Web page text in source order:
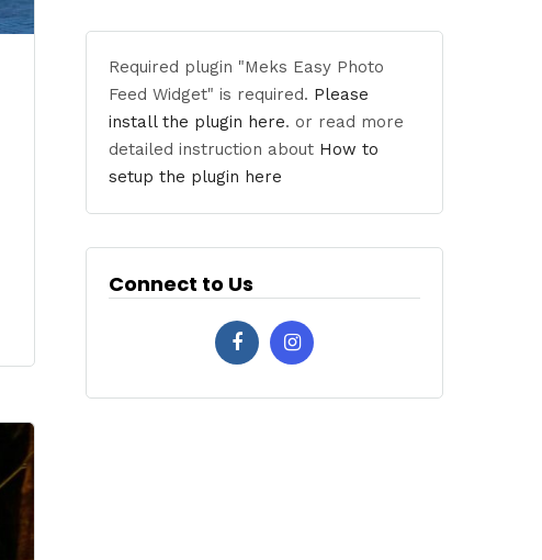
Required plugin "Meks Easy Photo
Feed Widget" is required. Please
install the plugin here. or read more
detailed instruction about How to
setup the plugin here
Connect to Us